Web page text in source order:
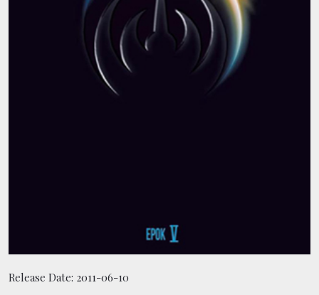
BOUTIQUE
Release Date: 2011-06-10